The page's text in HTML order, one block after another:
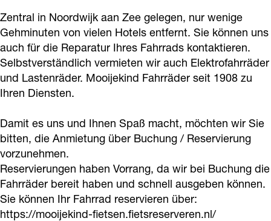
j
e
k
i
d
i
j
e
k
n
d
o
i
j
e
i
n
d
e
k
i
d
o
o
i
k
i
n
d
a
d
v
e
r
e
i
h
M
o
d
v
e
r
l
i
h
M
o
o
Zentral in Noordwijk aan Zee gelegen, nur wenige
Gehminuten von vielen Hotels entfernt. Sie können uns
auch für die Reparatur Ihres Fahrrads kontaktieren.
Selbstverständlich vermieten wir auch Elektrofahrräder
und Lastenräder. Mooijekind Fahrräder seit 1908 zu
Ihren Diensten.
Damit es uns und Ihnen Spaß macht, möchten wir Sie
bitten, die Anmietung über Buchung / Reservierung
vorzunehmen.
Reservierungen haben Vorrang, da wir bei Buchung die
Fahrräder bereit haben und schnell ausgeben können.
Sie können Ihr Fahrrad reservieren über:
https://mooijekind-fietsen.fietsreserveren.nl/